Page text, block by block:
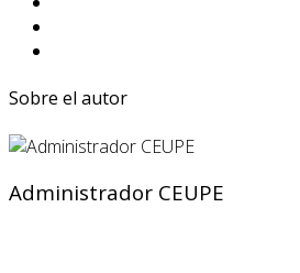
Sobre el autor
Administrador CEUPE